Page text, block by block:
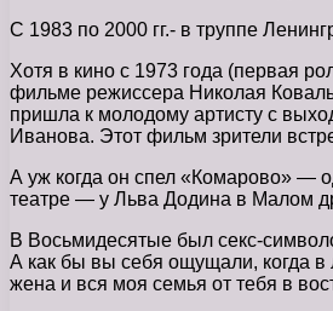
С 1983 по 2000 гг.- в труппе
Хотя в кино с 1973 года (первая
фильме режиссера Николая
пришла к молодому артисту с
Иванова. Этот фильм зрители
А уж когда он спел «Комарово» —
театре — у Льва Додина в Малом
В Восьмидесятые был секс-
А как бы вы себя ощущали, когда в
жена и вся моя семья от тебя в